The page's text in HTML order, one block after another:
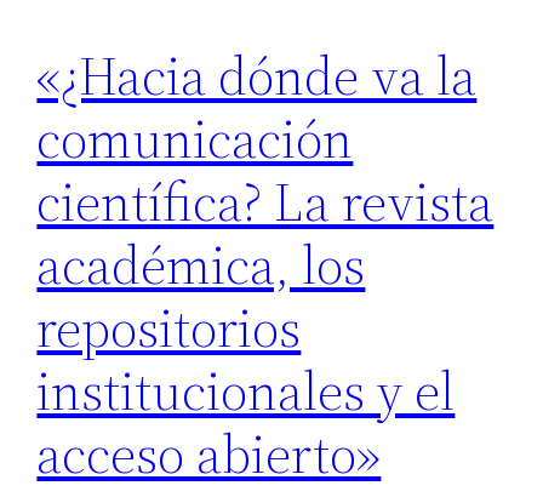
«¿Hacia dónde va la
comunicación
científica? La revista
académica, los
repositorios
institucionales y el
acceso abierto»